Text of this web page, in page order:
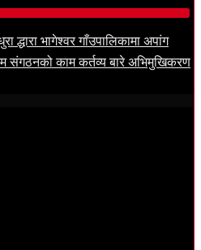
द्धारा भागेश्वर गाँउपालिकामा अपांग
संगठनको काम कर्तव्य बारे अभिमुखिकरण